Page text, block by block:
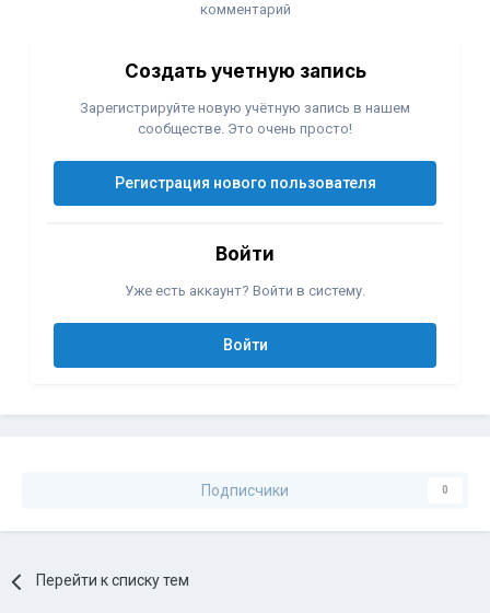
комментарий
Создать учетную запись
Зарегистрируйте новую учётную запись в нашем
сообществе. Это очень просто!
Регистрация нового пользователя
Войти
Уже есть аккаунт? Войти в систему.
Войти
Подписчики 0
Перейти к списку тем